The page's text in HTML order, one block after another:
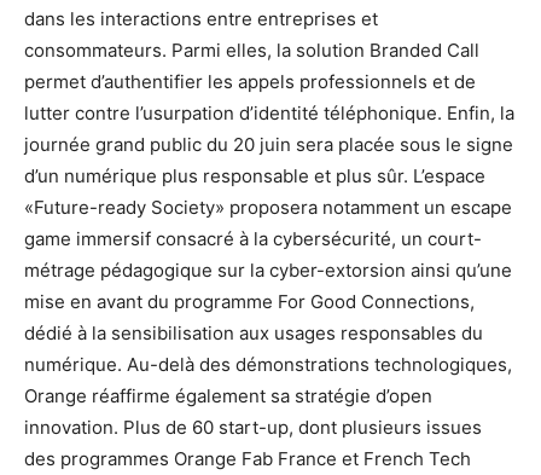
dans les interactions entre entreprises et
consommateurs. Parmi elles, la solution Branded Call
permet d’authentifier les appels professionnels et de
lutter contre l’usurpation d’identité téléphonique. Enfin, la
journée grand public du 20 juin sera placée sous le signe
d’un numérique plus responsable et plus sûr. L’espace
«Future-ready Society» proposera notamment un escape
game immersif consacré à la cybersécurité, un court-
métrage pédagogique sur la cyber-extorsion ainsi qu’une
mise en avant du programme For Good Connections,
dédié à la sensibilisation aux usages responsables du
numérique. Au-delà des démonstrations technologiques,
Orange réaffirme également sa stratégie d’open
innovation. Plus de 60 start-up, dont plusieurs issues
des programmes Orange Fab France et French Tech